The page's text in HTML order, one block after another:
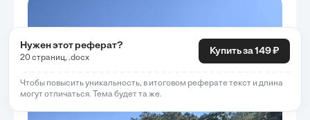
Нужен этот реферат?
20 страниц, .docx
Купить за 149 ₽
Чтобы повысить уникальность, в итоговом реферате текст и длина
могут отличаться. Тема будет та же.